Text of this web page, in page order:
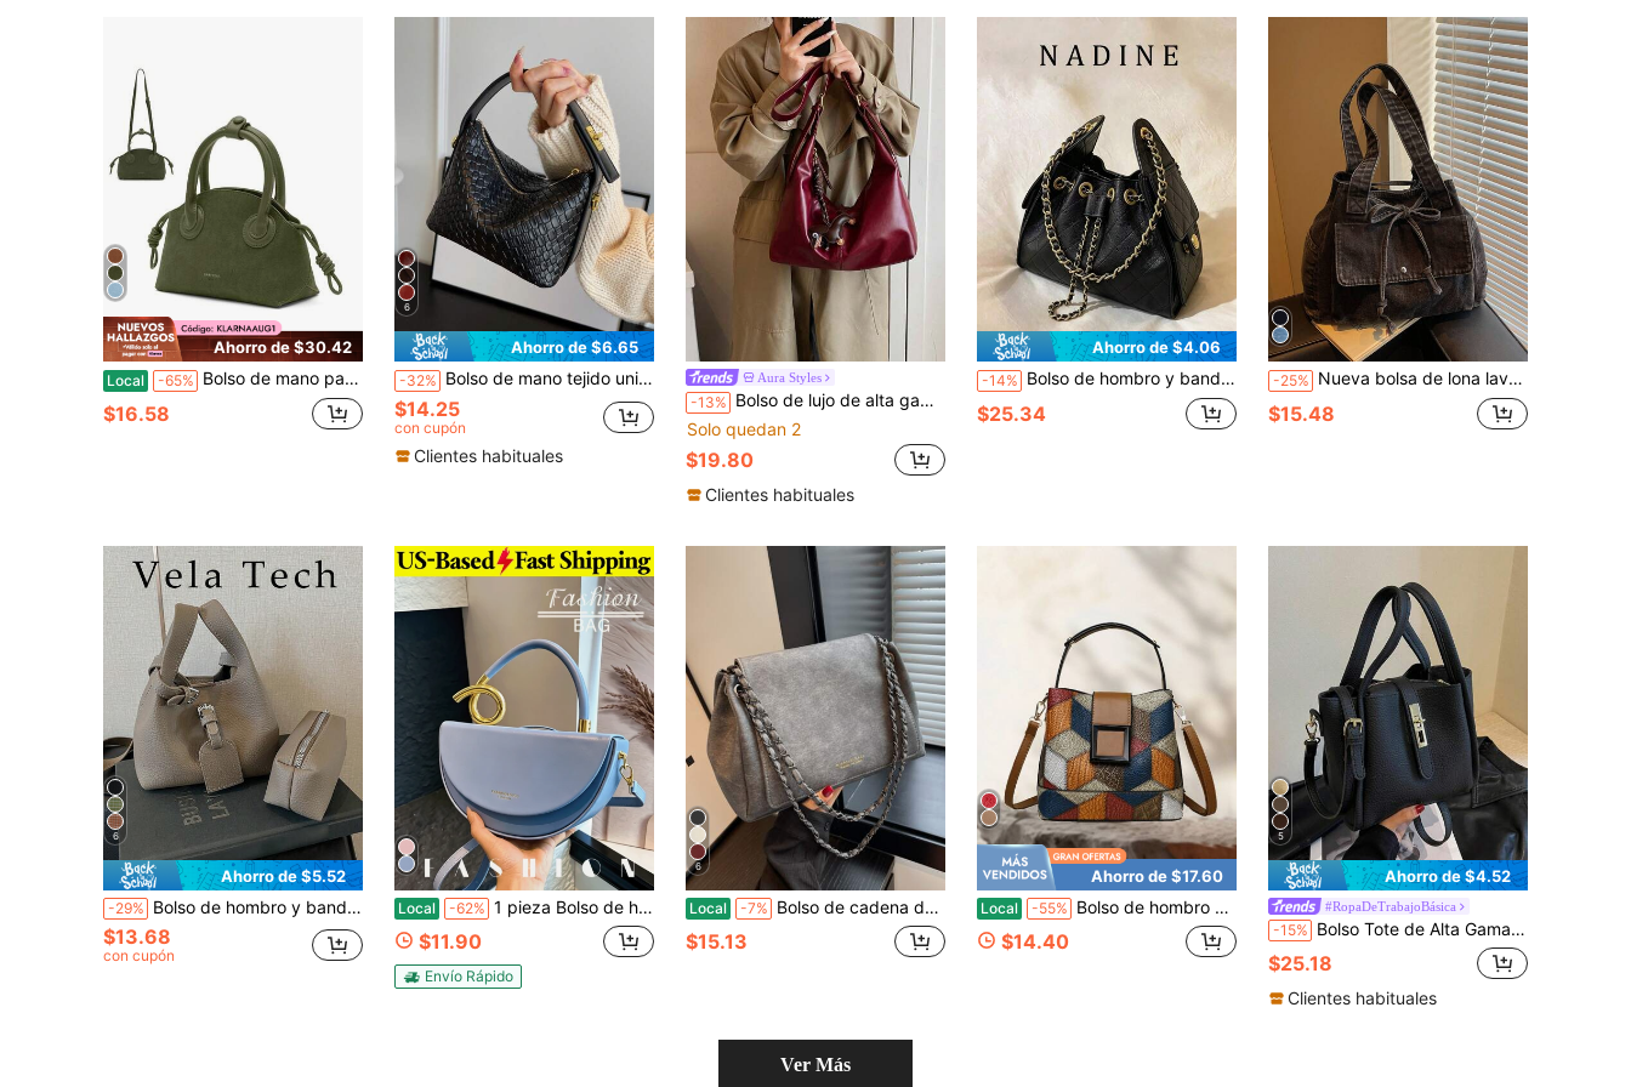
Ahorro de $30.42
Local -65% Bolso de mano para mujer de piel sintética con asa superior, bolso pequeño de mujer, bolso cruzado, impermeable y antirrobo
$16.58
6
Ahorro de $6.65
-32% Bolso de mano tejido unicolor PU básico estilo de moda para mujeres
$14.25
con cupón
Clientes habituales
Aura Styles
-13% Bolso de lujo de alta gama para mujer 2023, bolso de viaje minimalista y elegante con forma de media luna y gran capacidad
Solo quedan 2
$19.80
Clientes habituales
Ahorro de $4.06
-14% Bolso de hombro y bandolera para mujer con patrón de diamantes, doble correa, gran capacidad, bolso cubo con cordón, bolso de axila para ir al trabajo
$25.34
-25% Nueva bolsa de lona lavada de unicolor con cordón, estilo casual de moda con múltiples bolsillos, bolsa de hombro para ir al trabajo, compras o escuela para mujeres
$15.48
6
Ahorro de $5.52
-29% Bolso de hombro y bandolera tipo tote y cubo para mujer, diseño de lote pequeño, casual, versátil, minimalista, textura de PU, para uso exterior, calidad premium, estilo retro, bolso mensajero
$13.68
con cupón
Local -62% 1 pieza Bolso de hombro con forma de media luna de unicolor, bolso tote y bolso cruzado - perfecto para compras, desplazamientos, viajes, citas y recados
$11.90
Envío Rápido
6
Local -7% Bolso de cadena de unicolor elegante, bolso de hombro cruzado de gran capacidad con solapa texturizada y estilo de viaje para mujer, nuevo para 2024
$15.13
Ahorro de $17.60
Local -55% Bolso de hombro vintage para mujer, elegante bolso de mano, exquisito bolso de noche, bolso cruzado informal, adecuado para fiestas y bodas
$14.40
5
Ahorro de $4.52
#RopaDeTrabajoBásica
-15% Bolso Tote de Alta Gama para Mujer, Nueva Llegada, de Mano, Bolso de Transporte para las Cuatro Estaciones, Versátil, de Moda, para Exteriores, Gran Capacidad, de Hombro
$25.18
Clientes habituales
Ver Más